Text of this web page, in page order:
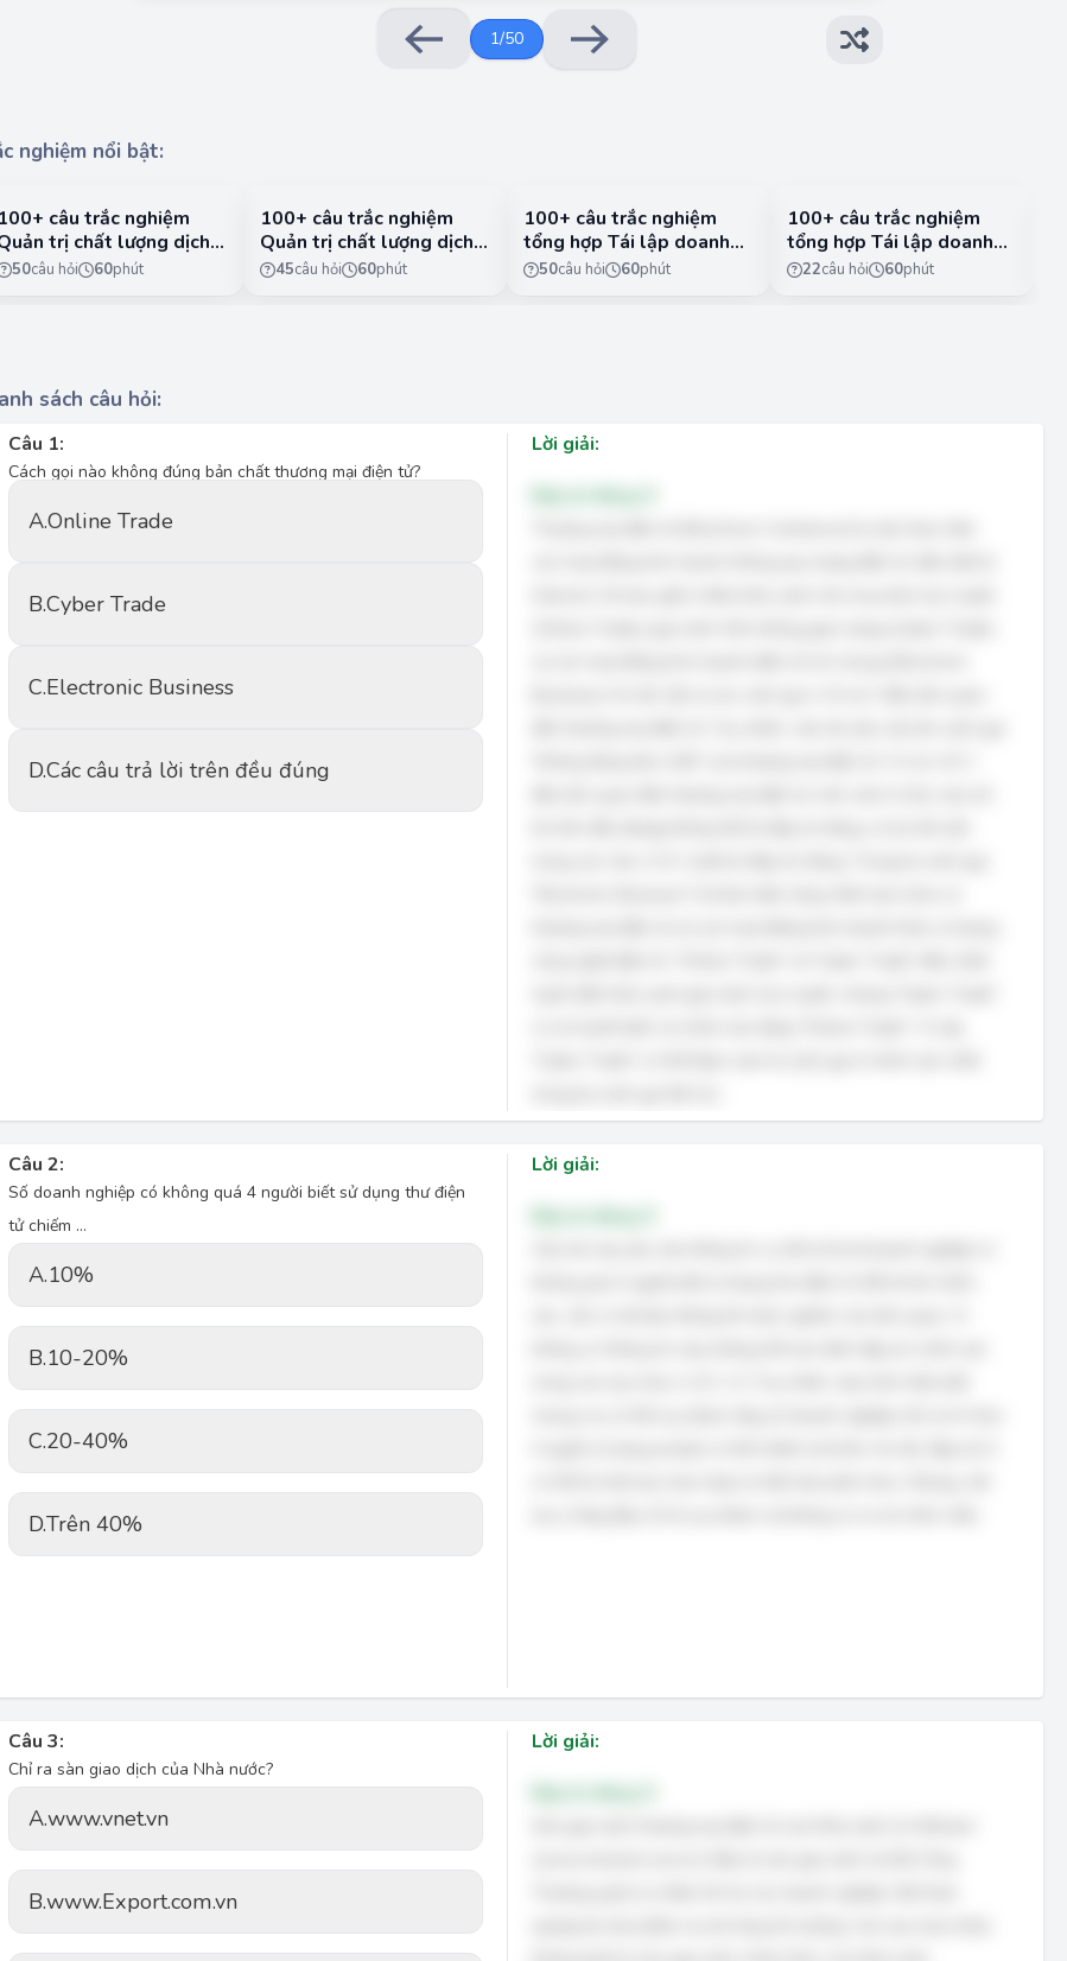
1/50
nghiệm nổi bật:
100+ câu trắc nghiệm
trị chất lượng dịch
có lời giải chi tiết -
50câu hỏi 60phút
100+ câu trắc nghiệm
Quản trị chất lượng dịch
vụ có lời giải chi tiết -
45câu hỏi 60phút
100+ câu trắc nghiệm
tổng hợp Tái lập doanh
nghiệp có đáp án - Phần
50câu hỏi 60phút
100+ câu trắc nghiệm
tổng hợp Tái lập doanh
nghiệp có đáp án - Phần
22câu hỏi 60phút
sách câu hỏi:
Câu 1:
Cách gọi nào không đúng bản chất thương mại điện tử?
A.Online Trade
B.Cyber Trade
C.Electronic Business
D.Các câu trả lời trên đều đúng
Lời giải:
Câu 2:
Số doanh nghiệp có không quá 4 người biết sử dụng thư điện
tử chiếm …
A.10%
B.10-20%
C.20-40%
D.Trên 40%
Lời giải:
Câu 3:
Chỉ ra sàn giao dịch của Nhà nước?
A.www.vnet.vn
B.www.Export.com.vn
Lời giải: